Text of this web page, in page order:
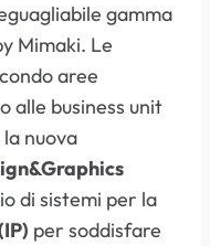
gamma
Mimaki. Le
aree
alle business unit
nuova
di sistemi per la
per soddisfare